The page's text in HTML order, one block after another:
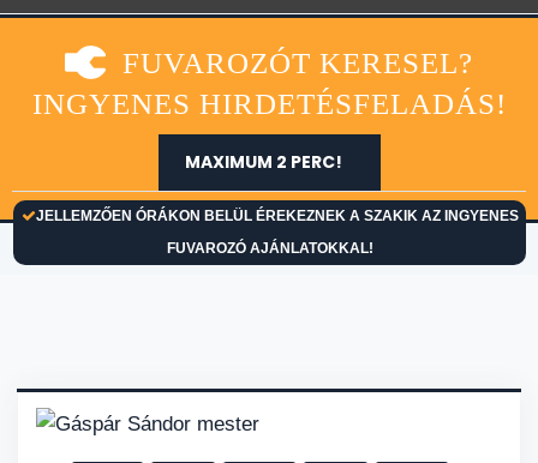
FUVAROZÓT KERESEL?
INGYENES HIRDETÉSFELADÁS!
JELLEMZŐEN ÓRÁKON BELÜL ÉREKEZNEK A SZAKIK AZ INGYENES
FUVAROZÓ AJÁNLATOKKAL!
MAXIMUM 2 PERC!